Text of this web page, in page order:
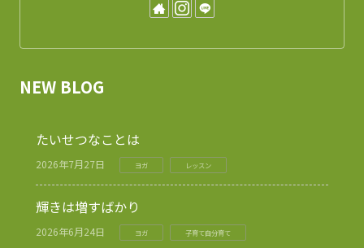
NEW BLOG
たいせつなことは
2026年7月27日 ヨガ レッスン
輝きは増すばかり
2026年6月24日 ヨガ 子育て自分育て